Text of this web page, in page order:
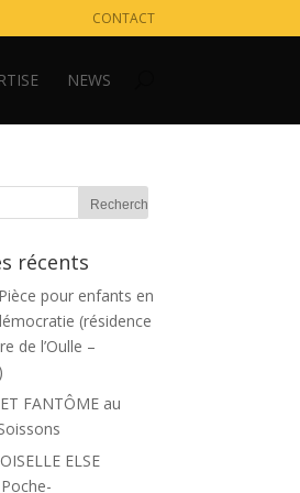
CONTACT
NEWS
récents
pour enfants en
(résidence
de l’Oulle –
FANTÔME au
ELSE